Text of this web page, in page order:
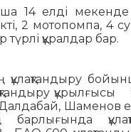
14 елді мекенде
2 мотопомпа, 4
түрлі құралдар бар.
Шаменов
барлығында